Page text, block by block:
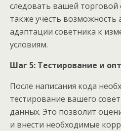
следовать вашей торговой
также учесть возможность
адаптации советника к
условиям.
Шаг 5: Тестирование и
После написания кода
тестирование вашего
данных. Это позволит
и внести необходимые